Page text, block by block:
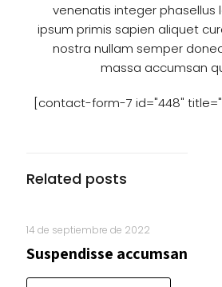
venenatis integer phasellus
ipsum primis sapien aliquet
nostra nullam semper
massa accumsan
[contact-form-7 id="448"
Related posts
14 de septiembre de 2022
Suspendisse accumsan